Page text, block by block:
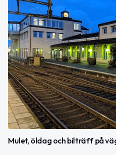
Mulet, öldag och bilträff på